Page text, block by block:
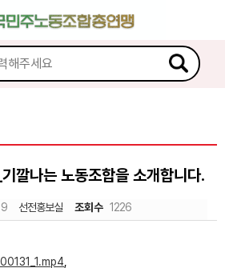
깔나는 노동조합을 소개합니다.
선전홍보실 조회수 1226
스케치북5
스케치북5